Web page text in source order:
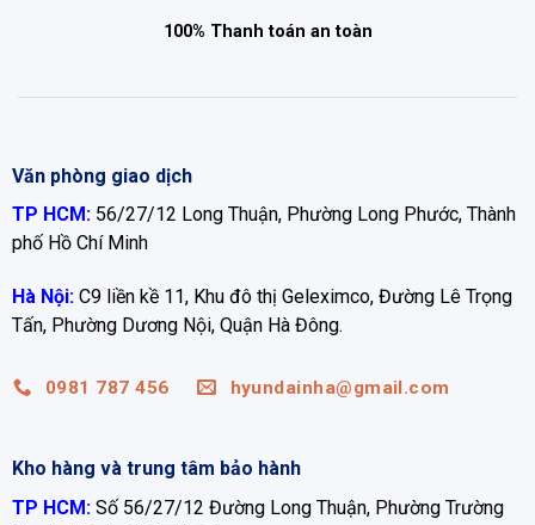
100% Thanh toán an toàn
Văn phòng giao dịch
TP HCM: 56/27/12 Long Thuận, Phường Long Phước, Thành
phố Hồ Chí Minh
Hà Nội:C9 liền kề 11, Khu đô thị Geleximco, Đường Lê Trọng
Tấn, Phường Dương Nội, Quận Hà Đông.
0981 787 456 hyundainha@gmail.com
Kho hàng và trung tâm bảo hành
TP HCM: Số 56/27/12 Đường Long Thuận, Phường Trường